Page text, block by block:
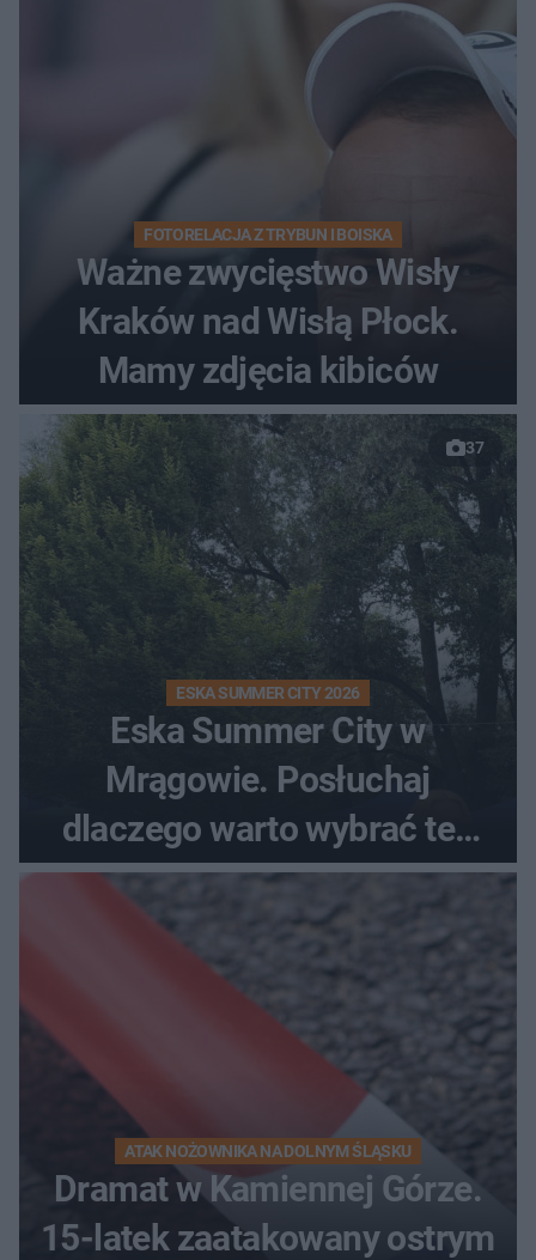
FOTORELACJA Z TRYBUN I BOISKA
Ważne zwycięstwo Wisły
Kraków nad Wisłą Płock.
Mamy zdjęcia kibiców
37
ESKA SUMMER CITY 2026
Eska Summer City w
Mrągowie. Posłuchaj
dlaczego warto wybrać ten
kierunek na urlop!
ATAK NOŻOWNIKA NA DOLNYM ŚLĄSKU
Dramat w Kamiennej Górze.
15-latek zaatakowany ostrym